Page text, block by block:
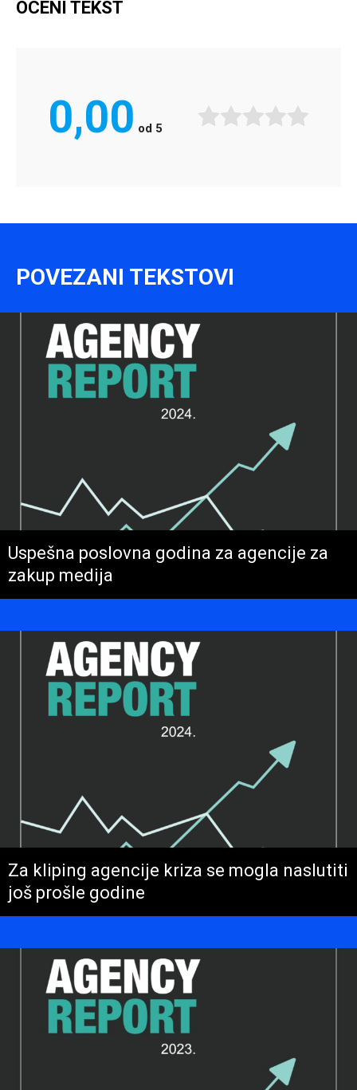
OCENI TEKST
0,00 od 5
POVEZANI TEKSTOVI
Uspešna poslovna godina za agencije za
zakup medija
Za kliping agencije kriza se mogla naslutiti
još prošle godine